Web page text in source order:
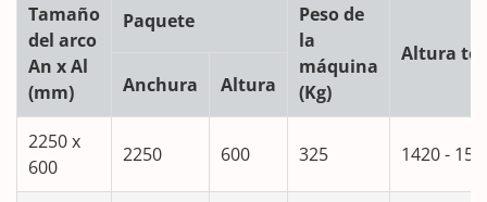
Tamaño
del arco
An x Al
(mm)
Paquete
Peso de
la
máquina
(Kg)
Altura
Anchura
Altura
2250 x
600
2250 600 325 1420 -